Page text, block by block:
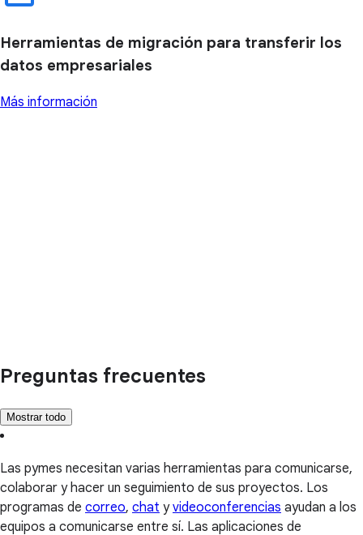
Herramientas de migración para transferir los
datos empresariales
Más información
Preguntas frecuentes
Mostrar todo
Las pymes necesitan varias herramientas para comunicarse,
colaborar y hacer un seguimiento de sus proyectos. Los
programas de correo, chat yvideoconferencias ayudan a los
equipos a comunicarse entre sí. Las aplicaciones de